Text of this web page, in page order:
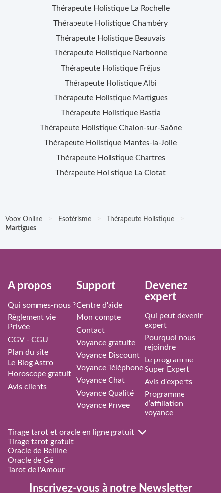
Thérapeute Holistique La Rochelle
Thérapeute Holistique Chambéry
Thérapeute Holistique Beauvais
Thérapeute Holistique Narbonne
Thérapeute Holistique Fréjus
Thérapeute HolistiqueAlbi
Thérapeute Holistique Martigues
Thérapeute Holistique Bastia
Thérapeute Holistique Chalon-sur-Saône
Thérapeute Holistique Mantes-la-Jolie
Thérapeute Holistique Chartres
Thérapeute Holistique La Ciotat
Voox Online Esotérisme Thérapeute Holistique
Martigues
À propos
Qui sommes-nous ?
Règlement vie
Privée
CGV - CGU
Plan du site
Le Blog Astro
Horoscope gratuit
Avis clients
Support
Centre d'aide
Mon compte
Contact
Voyance gratuite
Voyance Discount
Voyance Téléphone
Voyance Chat
Voyance Qualité
Voyance Privée
Devenez
expert
Qui peut devenir
expert
Pourquoi nous
rejoindre
Le programme
Super Expert
Avis d'experts
Programme
d’affiliation
voyance
Tirage tarot et oracle en ligne gratuit
Tirage tarot gratuit
Oracle de Belline
Oracle de Gé
Tarot de l'Amour
Inscrivez-vous à notre Newsletter